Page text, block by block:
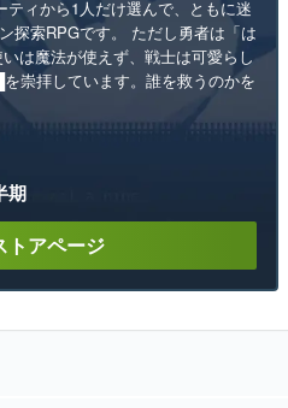
ティから1人だけ選んで、ともに迷
探索RPGです。 ただし勇者は「は
は魔法が使えず、戦士は可愛らし
崇拝しています。誰を救うのかを
期
トアページ